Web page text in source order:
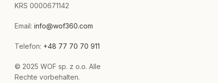
KRS 0000671142
Email: info@wof360.com
Telefon: +48 77 70 70 911
© 2025 WOF sp. z o.o. Alle
Rechte vorbehalten.